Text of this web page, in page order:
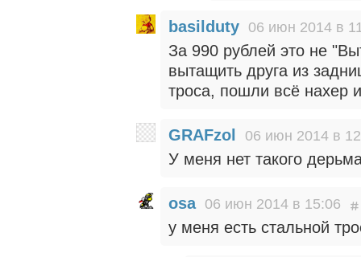
basilduty 06 июн 2014 в
За 990 рублей это не
вытащить друга из
троса, пошли всё нахер
GRAFzol 06 июн 2014 в
У меня нет такого
osa 06 июн 2014 в 15:06
у меня есть стальной